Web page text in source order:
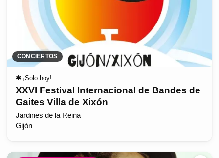
CONCIERTOS
✱ ¡Solo hoy!
XXVI Festival Internacional de Bandes de
Gaites Villa de Xixón
Jardines de la Reina
Gijón